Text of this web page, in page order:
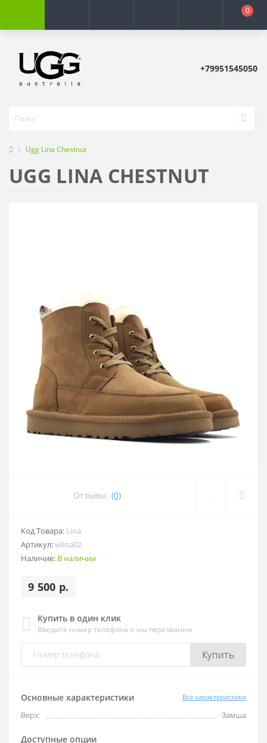
0
+79951545050
Ugg Lina Chestnut
UGG LINA CHESTNUT
Отзывы: (0)
Код Товара: Lina
Артикул:wlina02
Наличие: В наличии
9 500 р.
Купить в один клик
Введите номер телефона и мы перезвоним
Купить
Основные характеристики Все характеристики
Верх: Замша
Доступные опции